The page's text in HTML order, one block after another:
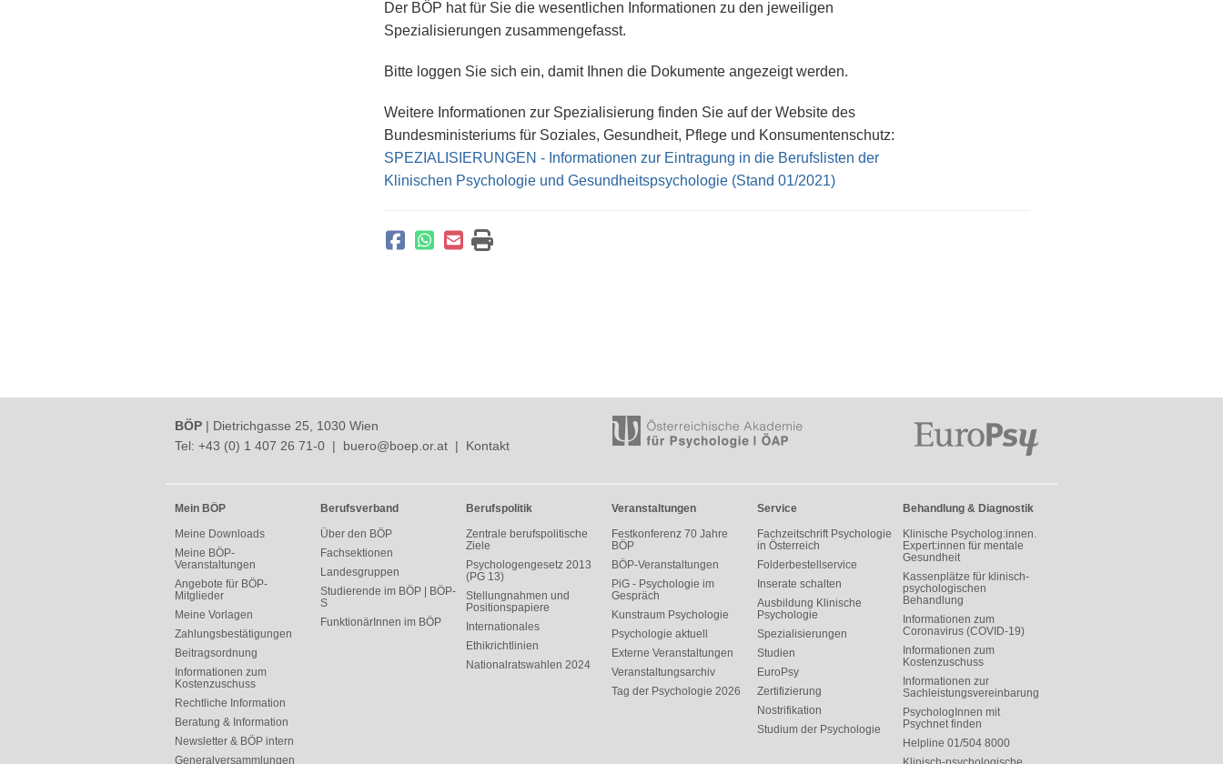
Der BÖP hat für Sie die wesentlichen Informationen zu den jeweiligen
Spezialisierungen zusammengefasst.
Bitte loggen Sie sich ein, damit Ihnen die Dokumente angezeigt werden.
Weitere Informationen zur Spezialisierung finden Sie auf der Website des
Bundesministeriums für Soziales, Gesundheit, Pflege und Konsumentenschutz:
SPEZIALISIERUNGEN - Informationen zur Eintragung in die Berufslisten der
Klinischen Psychologie und Gesundheitspsychologie (Stand 01/2021)
BÖP | Dietrichgasse 25, 1030 Wien
Tel: +43 (0) 1 407 26 71-0 | buero@boep.or.at | Kontakt
Mein BÖP
Meine Downloads
Meine BÖP-
Veranstaltungen
Angebote für BÖP-
Mitglieder
Meine Vorlagen
Zahlungsbestätigungen
Beitragsordnung
Informationen zum
Kostenzuschuss
Rechtliche Information
Beratung & Information
Newsletter & BÖP intern
Generalversammlungen
Berufsverband
Über den BÖP
Fachsektionen
Landesgruppen
Studierende im BÖP | BÖP-
S
FunktionärInnen im BÖP
Berufspolitik
Zentrale berufspolitische
Ziele
Psychologengesetz 2013
(PG 13)
Stellungnahmen und
Positionspapiere
Internationales
Ethikrichtlinien
Nationalratswahlen 2024
Veranstaltungen
Festkonferenz 70 Jahre
BÖP
BÖP-Veranstaltungen
PiG - Psychologie im
Gespräch
Kunstraum Psychologie
Psychologie aktuell
Externe Veranstaltungen
Veranstaltungsarchiv
Tag der Psychologie 2026
Service
Fachzeitschrift Psychologie
in Österreich
Folderbestellservice
Inserate schalten
Ausbildung Klinische
Psychologie
Spezialisierungen
Studien
EuroPsy
Zertifizierung
Nostrifikation
Studium der Psychologie
Behandlung & Diagnostik
Klinische Psycholog:innen.
Expert:innen für mentale
Gesundheit
Kassenplätze für klinisch-
psychologischen
Behandlung
Informationen zum
Coronavirus (COVID-19)
Informationen zum
Kostenzuschuss
Informationen zur
Sachleistungsvereinbarung
PsychologInnen mit
Psychnet finden
Helpline 01/504 8000